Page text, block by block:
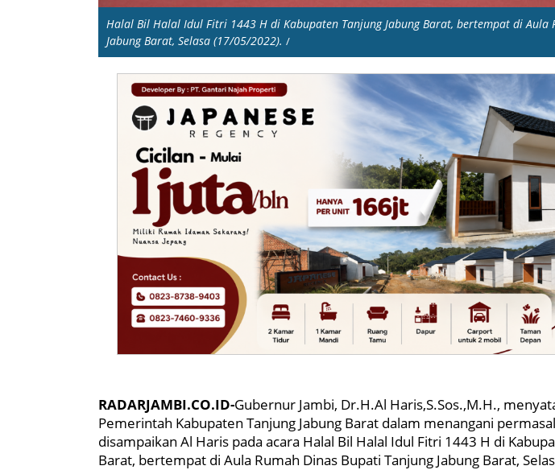
Halal Bil Halal Idul Fitri 1443 H di Kabupaten Tanjung Jabung Barat, bertempat di Aula
Jabung Barat, Selasa (17/05/2022). /
RADARJAMBI.CO.ID-Gubernur Jambi, Dr.H.Al Haris,S.Sos.,M.H.,
Pemerintah Kabupaten Tanjung Jabung Barat dalam menangani
disampaikan Al Haris pada acara Halal Bil Halal Idul Fitri 1443 H di
Barat, bertempat di Aula Rumah Dinas Bupati Tanjung Jabung Barat,